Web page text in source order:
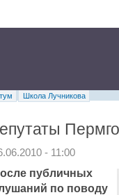
Школа Лучникова
- 11:00
публичных
по поводу